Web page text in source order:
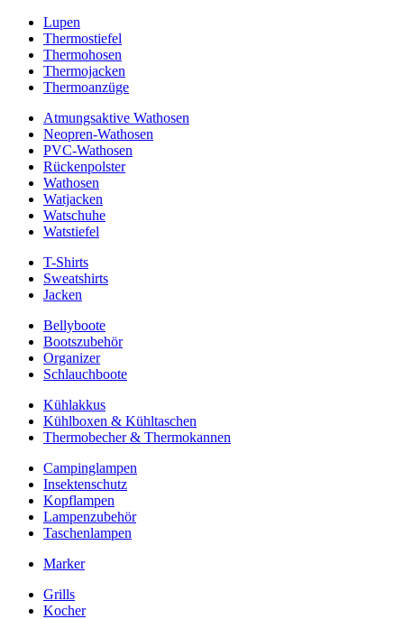
Lupen
Thermostiefel
Thermohosen
Thermojacken
Thermoanzüge
Atmungsaktive Wathosen
Neopren-Wathosen
PVC-Wathosen
Rückenpolster
Wathosen
Watjacken
Watschuhe
Watstiefel
T-Shirts
Sweatshirts
Jacken
Bellyboote
Bootszubehör
Organizer
Schlauchboote
Kühlakkus
Kühlboxen & Kühltaschen
Thermobecher & Thermokannen
Campinglampen
Insektenschutz
Kopflampen
Lampenzubehör
Taschenlampen
Marker
Grills
Kocher